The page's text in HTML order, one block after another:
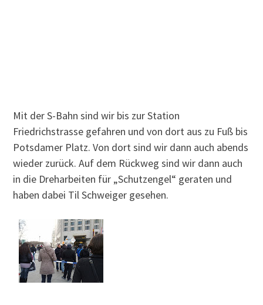
Mit der S-Bahn sind wir bis zur Station
Friedrichstrasse gefahren und von dort aus zu Fuß bis
Potsdamer Platz. Von dort sind wir dann auch abends
wieder zurück. Auf dem Rückweg sind wir dann auch
in die Dreharbeiten für „Schutzengel“ geraten und
haben dabei Til Schweiger gesehen.